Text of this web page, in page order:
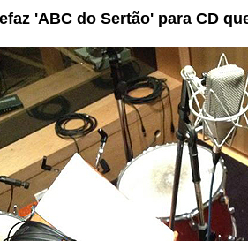
'ABC do Sertão' para CD